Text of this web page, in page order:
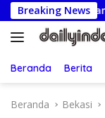
Langsung
ke
konten
Breaking News
Semangat
Beranda Berita
Beranda Bekasi